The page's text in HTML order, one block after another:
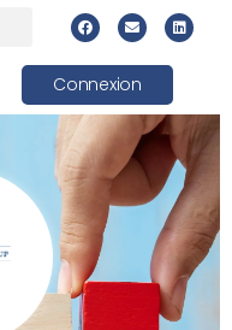
Connexion